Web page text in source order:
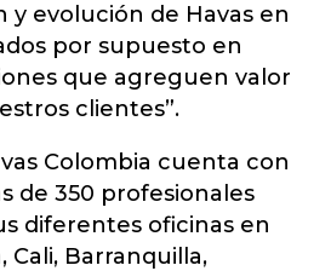
y evolución de Havas en
por supuesto en
que agreguen valor
clientes”.
Colombia cuenta con
de 350 profesionales
diferentes oficinas en
Cali, Barranquilla,